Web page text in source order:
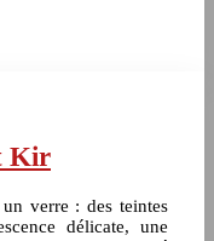
Kir
verre : des teintes
délicate, une